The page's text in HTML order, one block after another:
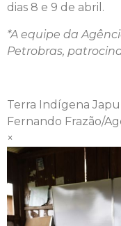
dias 8 e 9 de abril.
*A equipe da
Petrobras,
Terra Indígena
Fernando Frazão/
×